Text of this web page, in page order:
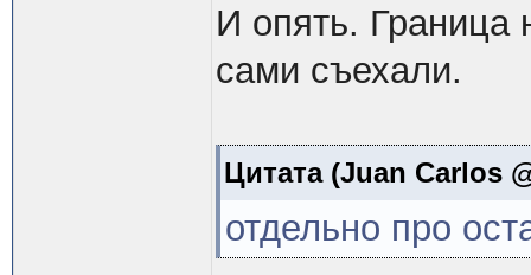
И опять. Граница
сами съехали.
Цитата(Juan Carlos
отдельно про